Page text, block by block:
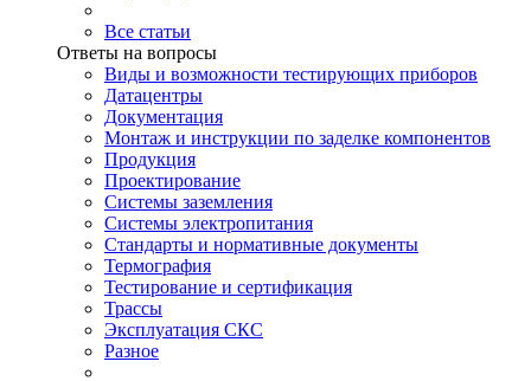
Все статьи
Ответы на вопросы
Виды и возможности тестирующих приборов
Датацентры
Документация
Монтаж и инструкции по заделке компонентов
Продукция
Проектирование
Системы заземления
Системы электропитания
Стандарты и нормативные документы
Термография
Тестирование и сертификация
Трассы
Эксплуатация СКС
Разное